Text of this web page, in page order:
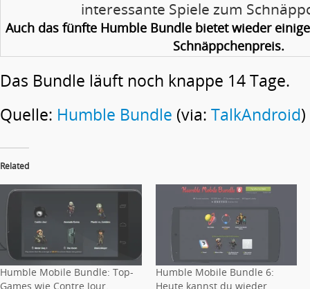
Auch das fünfte Humble Bundle bietet wieder
Schnäppchenpreis.
Das Bundle läuft noch knappe 14 Tage.
Quelle: Humble Bundle (via: TalkAndroid)
Related
Humble Mobile Bundle: Top-
Games wie Contre Jour,
Humble Mobile Bundle 6:
Heute kannst du wieder